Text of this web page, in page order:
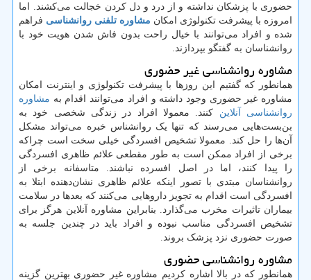
حضوری با پزشکان نداشته و از درد و دل کردن خجالت می‌کشند. اما
امروزه با پیشرفت تکنولوژی امکان مشاوره تلفنی روانشناسی فراهم
شده و افراد می‌توانند با خیال راحت بدون فاش شدن هویت خود با
روانشناسان به گفتگو بپردازند.
مشاوره روانشناسی غیر حضوری
همانطور که گفتیم این روزها با پیشرفت تکنولوژی و اینترنت امکان
مشاوره غیر حضوری وجود داشته و افراد می‌توانند اقدام به مشاوره
روانشناسی آنلاین کنند. معمولا افراد در زندگی شخصی خود به
بن‌بست‌هایی می‌رسند که تنها یک روانشناس خبره می‌تواند مشکل
آن‌ها را حل کند. معمولا تشخیص افسردگی خیلی سخت است چراکه
برخی از افراد ممکن است به طور مقطعی علائم ظاهری افسردگی
را پیدا کنند، اما در اصل افسرده نباشند. متاسفانه برخی از
روانشناسان مبتدی با تصور اینکه علائم ظاهری نشان‌دهنده ابتلا به
افسردگی است اقدام به تجویز داروهایی می‌کنند که بعدها در سلامت
بیماران تاثیرات مخرب می‌گذارد. بنابراین مشاوره آنلاین هرگز برای
تشخیص افسردگی مناسب نبوده و افراد باید در چندین جلسه به
صورت حضوری نزد پزشک بروند.
مشاوره روانشناسی حضوری
همانطور که در بالا اشاره کردیم مشاوره غیر حضوری بهترین گزینه